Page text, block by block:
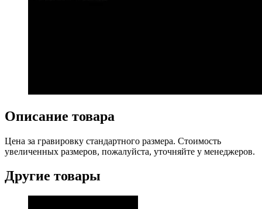
Описание товара
Цена за гравировку стандартного размера. Стоимость
увеличенных размеров, пожалуйста, уточняйте у менеджеров.
Другие товары